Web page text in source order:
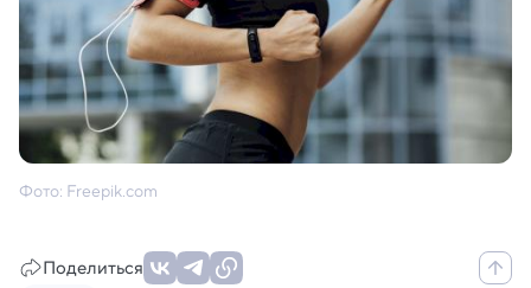
Фото: Freepik.com
Поделиться